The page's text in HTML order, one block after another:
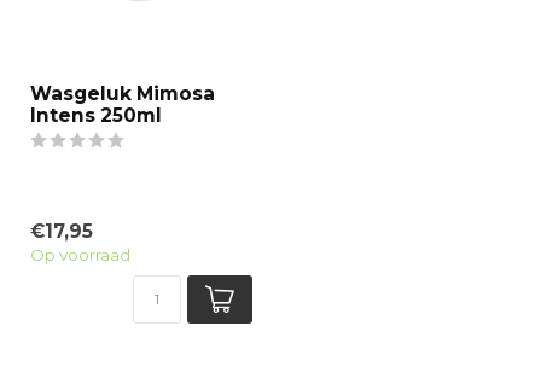
Wasgeluk Mimosa
Intens 250ml
€17,95
Op voorraad